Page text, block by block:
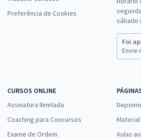
Preferência de Cookies
sábado
Foi
CURSOS ONLINE
Assinatura Ilimitada
Coaching para Concursos
Exame de Ordem
Aulas